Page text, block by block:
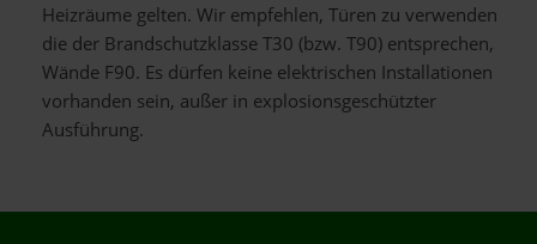
Heizräume gelten. Wir empfehlen, Türen zu verwenden
die der Brandschutzklasse T30 (bzw. T90) entsprechen,
Wände F90. Es dürfen keine elektrischen Installationen
vorhanden sein, außer in explosionsgeschützter
Ausführung.